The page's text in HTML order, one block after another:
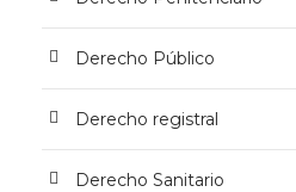
Derecho Público
Derecho registral
Derecho Sanitario